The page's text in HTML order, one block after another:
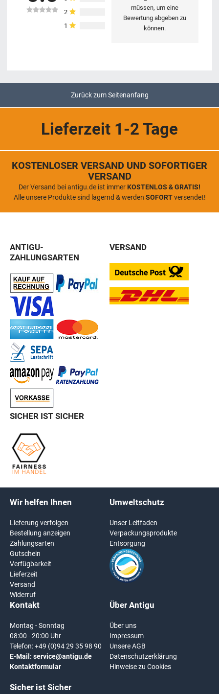
2
1
müssen, um eine
Bewertung abgeben zu
können.
Zurück zum Seitenanfang
Lieferzeit 1-2 Tage
KOSTENLOSER VERSAND UND SOFORTIGER
VERSAND
Der Versand bei antigu.de ist immer KOSTENLOS & GRATIS!
Alle unsere Produkte sind lagernd & werden SOFORTversendet!
ANTIGU-
ZAHLUNGSARTEN
VERSAND
SICHER IST SICHER
Wir helfen Ihnen
Lieferung verfolgen
Bestellung anzeigen
Zahlungsarten
Gutschein
Verfügbarkeit
Lieferzeit
Versand
Widerruf
Umweltschutz
Unser Leitfaden
Verpackungsprodukte
Entsorgung
Kontakt
Montag - Sonntag
08:00 - 20:00 Uhr
Telefon:+49 (0)94 29 35 98 90
E-Mail: service@antigu.de
Kontaktformular
Sicher ist Sicher
Über Antigu
Über uns
Impressum
Unsere AGB
Datenschutzerklärung
Hinweise zu Cookies